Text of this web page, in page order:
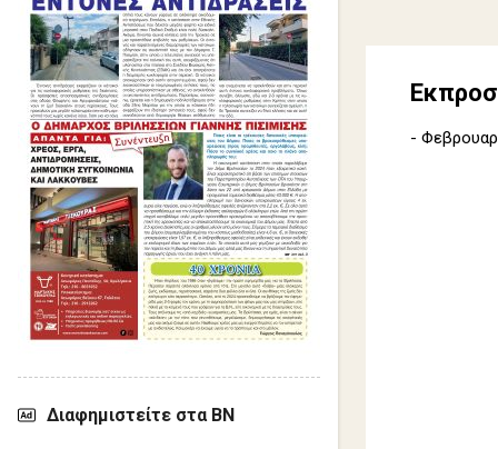
-
Διαφημιστείτε στα ΒΝ